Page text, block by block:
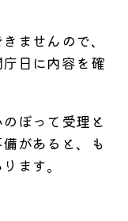
ませんので、
日に内容を確
ぼって受理と
があると、も
ます。